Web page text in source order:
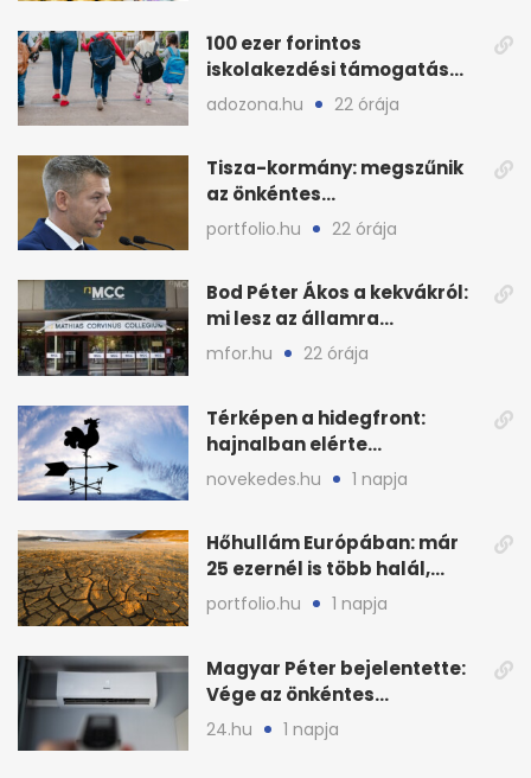
100 ezer forintos
iskolakezdési támogatás
2026 őszén: adózás,
adozona.hu 22 órája
Tisza-kormány: megszűnik
az önkéntes
fogyasztáscsökkentés
portfolio.hu 22 órája
Bod Péter Ákos a kekvákról:
mi lesz az államra
visszaszálló vagyonnal?
mfor.hu 22 órája
Térképen a hidegfront:
hajnalban elérte
Magyarország határát
novekedes.hu 1 napja
Hőhullám Európában: már
25 ezernél is több halál,
folytatódhat
portfolio.hu 1 napja
Magyar Péter bejelentette:
Vége az önkéntes
fogyasztáscsökkentésnek
24.hu 1 napja